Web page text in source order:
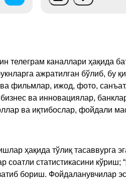
телеграм каналлари ҳақида
ажратилган бўлиб, бу
фильмлар, ижод, фото,
ва инновациялар,
ва иқтибослар, фойдали
ҳақида тўлиқ тасаввурга
статистикасини кўриш;
бориш. Фойдаланувчилар